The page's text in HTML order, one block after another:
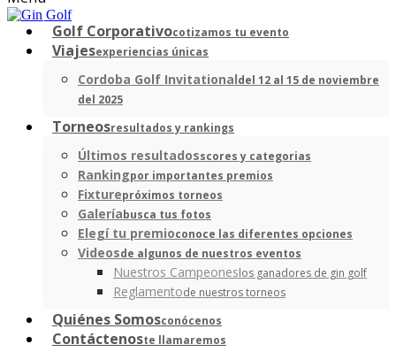
Golf Corporativocotizamos tu evento
Viajesexperiencias únicas
Cordoba Golf Invitationaldel 12 al 15 de noviembre
del 2025
Torneosresultados y rankings
Últimos resultadosscores y categorias
Rankingpor importantes premios
Fixturepróximos torneos
Galeríabusca tus fotos
Elegí tu premioconoce las diferentes opciones
Videosde algunos de nuestros eventos
Nuestros Campeoneslos ganadores de gin golf
Reglamentode nuestros torneos
Quiénes Somosconócenos
Contáctenoste llamaremos